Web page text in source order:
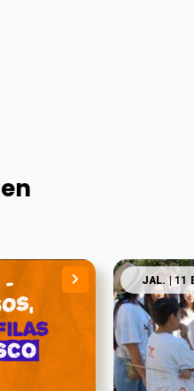
JAL. | 11